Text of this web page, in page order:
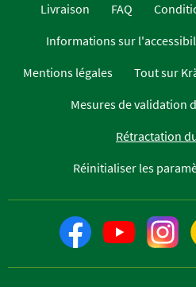
Livraison FAQ
Informations sur
Mentions légales
Tout sur
Mesures de validation
Rétractation
Réinitialiser les